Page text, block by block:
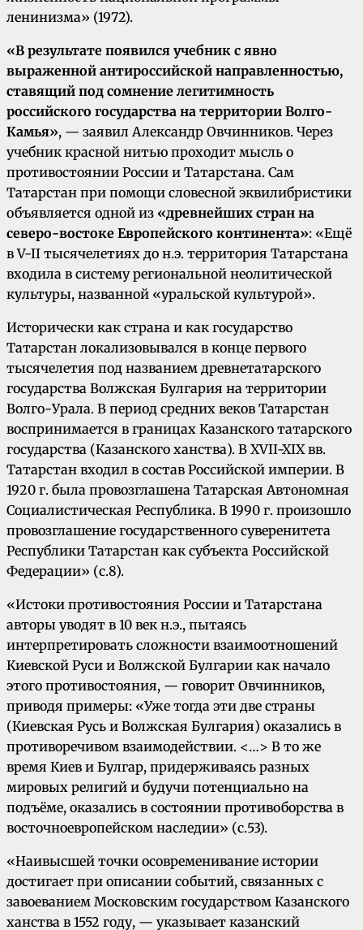
ленинизма» (1972).
«В результате появился учебник с явно
выраженной антироссийской направленностью,
ставящий под сомнение легитимность
российского государства на территории Волго-
Камья», — заявил Александр Овчинников. Через
учебник красной нитью проходит мысль о
противостоянии России и Татарстана. Сам
Татарстан при помощи словесной эквилибристики
объявляется одной из «древнейших стран на
северо-востоке Европейского континента»: «Ещё
в V-II тысячелетиях до н.э. территория Татарстана
входила в систему региональной неолитической
культуры, названной «уральской культурой».
Исторически как страна и как государство
Татарстан локализовывался в конце первого
тысячелетия под названием древнетатарского
государства Волжская Булгария на территории
Волго-Урала. В период средних веков Татарстан
воспринимается в границах Казанского татарского
государства (Казанского ханства). В XVII-XIX вв.
Татарстан входил в состав Российской империи. В
1920 г. была провозглашена Татарская Автономная
Социалистическая Республика. В 1990 г. произошло
провозглашение государственного суверенитета
Республики Татарстан как субъекта Российской
Федерации» (с.8).
«Истоки противостояния России и Татарстана
авторы уводят в 10 век н.э., пытаясь
интерпретировать сложности взаимоотношений
Киевской Руси и Волжской Булгарии как начало
этого противостояния, — говорит Овчинников,
приводя примеры: «Уже тогда эти две страны
(Киевская Русь и Волжская Булгария) оказались в
противоречивом взаимодействии. <…> В то же
время Киев и Булгар, придерживаясь разных
мировых религий и будучи потенциально на
подъёме, оказались в состоянии противоборства в
восточноевропейском наследии» (с.53).
«Наивысшей точки осовременивание истории
достигает при описании событий, связанных с
завоеванием Московским государством Казанского
ханства в 1552 году, — указывает казанский